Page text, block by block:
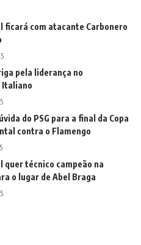
ficará com atacante Carbonero
pela liderança no
Italiano
do PSG para a final da Copa
contra o Flamengo
quer técnico campeão na
o lugar de Abel Braga